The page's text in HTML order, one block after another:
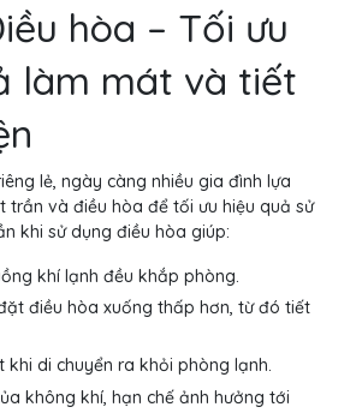
hòa – Tối ưu
làm mát và tiết
lẻ, ngày càng nhiều gia đình lựa
trần và điều hòa để tối ưu hiệu quả sử
khi sử dụng điều hòa giúp:
khí lạnh đều khắp phòng.
điều hòa xuống thấp hơn, từ đó tiết
khi di chuyển ra khỏi phòng lạnh.
không khí, hạn chế ảnh hưởng tới